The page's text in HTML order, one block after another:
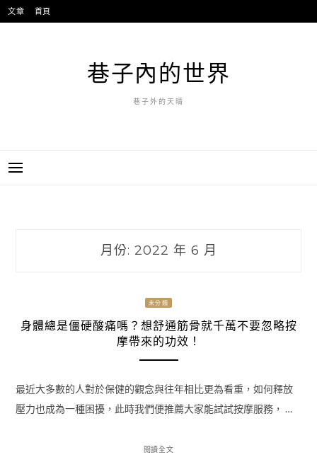
跳
至
文章 首頁
巷子內的世界
巷子外的天晴
月份: 2022 年 6 月
未分類
身體總是僵硬酸痛嗎？想舒通筋骨就千萬不要忽略按
摩帶來的功效！
最近大多數的人對於保健的觀念與往年相比更為看重，如何釋放
壓力也成為一種困擾，此時我們便推薦大家能試試按摩服務， …
閱讀全文